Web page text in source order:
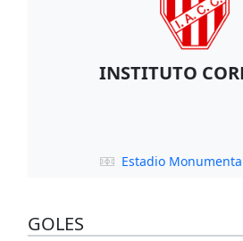
INSTITUTO
Estadio
GOLES